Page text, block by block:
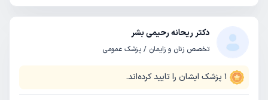
دکتر ریحانه رحیمی بشر
تخصص زنان و زایمان / پزشک عمومی
1 پزشک ایشان را تایید کرده‌اند.